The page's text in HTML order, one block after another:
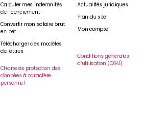
Calculer mes indemnités
de licenciement
Convertir mon salaire brut
en net
Télécharger des modèles
de lettres
Charte de protection des
données à caractère
personnel
Actualités juridiques
Plan du site
Mon compte
Conditions générales
d’utilisation (CGU)